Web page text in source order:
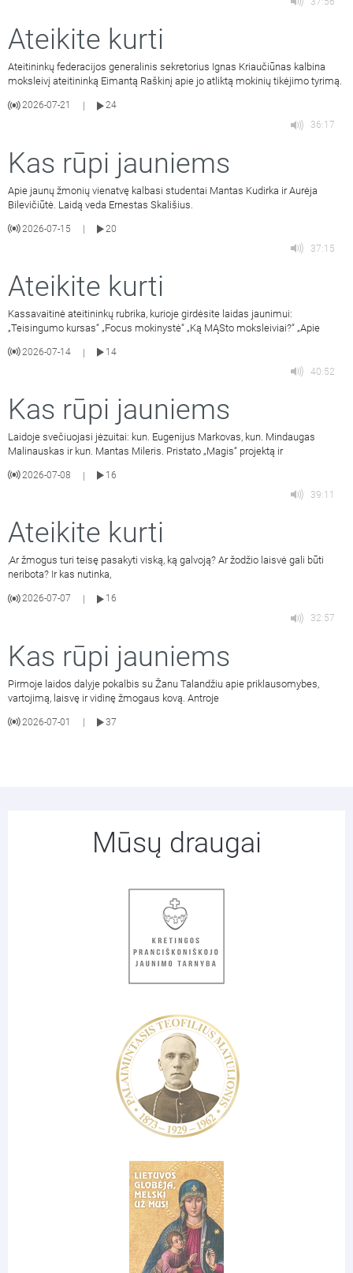
Ateikite kurti
Ateitininkų federacijos generalinis sekretorius Ignas Kriaučiūnas kalbina
moksleivį ateitininką Eimantą Raškinį apie jo atliktą mokinių tikėjimo tyrimą.
2026-07-21
24
36:17
Kas rūpi jauniems
Apie jaunų žmonių vienatvę kalbasi studentai Mantas Kudirka ir Aurėja
Bilevičiūtė. Laidą veda Ernestas Skališius.
2026-07-15
20
37:15
Ateikite kurti
Kassavaitinė ateitininkų rubrika, kurioje girdėsite laidas jaunimui:
„Teisingumo kursas“ „Focus mokinystė“ „Ką MĄSto moksleiviai?“ „Apie
2026-07-14 |
14
40:52
Kas rūpi jauniems
Laidoje svečiuojasi jėzuitai: kun. Eugenijus Markovas, kun. Mindaugas
Malinauskas ir kun. Mantas Mileris. Pristato „Magis“ projektą ir
2026-07-08 |
16
39:11
Ateikite kurti
,Ar žmogus turi teisę pasakyti viską, ką galvoją? Ar žodžio laisvė gali būti
neribota? Ir kas nutinka,
2026-07-07
16
32:57
Kas rūpi jauniems
Pirmoje laidos dalyje pokalbis su Žanu Talandžiu apie priklausomybes,
vartojimą, laisvę ir vidinę žmogaus kovą. Antroje
2026-07-01 37
Mūsų draugai